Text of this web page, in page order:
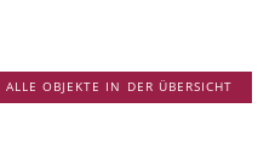
OBJEKTE IN DER ÜBERSICHT